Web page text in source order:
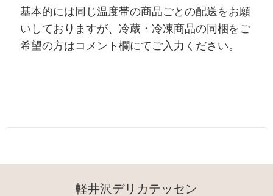
基本的には同じ温度帯の商品ごとの配送をお願
いしておりますが、冷蔵・冷凍商品の同梱をご
希望の方はコメント欄にてご入力ください。
軽井沢デリカテッセン